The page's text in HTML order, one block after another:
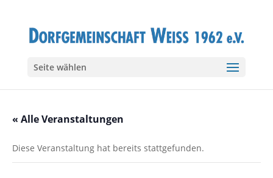
Seite wählen
« Alle Veranstaltungen
Diese Veranstaltung hat bereits stattgefunden.